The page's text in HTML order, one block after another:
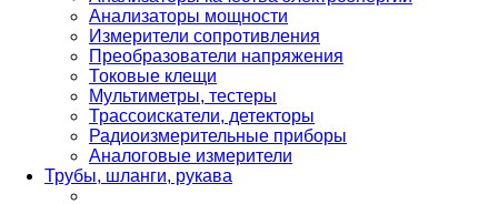
Анализаторы мощности
Измерители сопротивления
Преобразователи напряжения
Токовые клещи
Мультиметры, тестеры
Трассоискатели, детекторы
Радиоизмерительные приборы
Аналоговые измерители
Трубы, шланги, рукава